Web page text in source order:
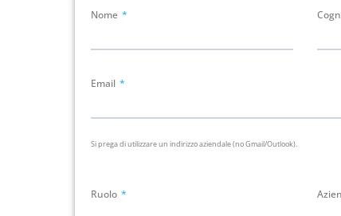
Nome
Email
Si prega di utilizzare un indirizzo aziendale (no Gmail/Outlook).
Ruolo